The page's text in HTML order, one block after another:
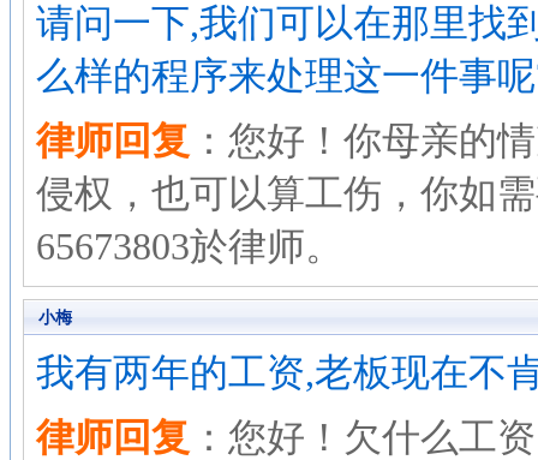
请问一下,我们可以在那里找
么样的程序来处理这一件事呢
律师回复 ：您好！你母亲的
侵权，也可以算工伤，你如
65673803於律师。
小梅
我有两年的工资,老板现在不
律师回复 ：您好！欠什么工